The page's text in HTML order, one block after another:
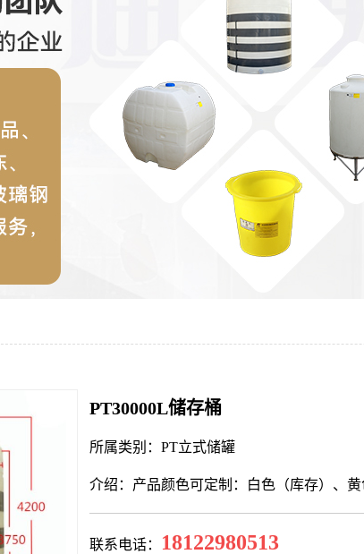
PT30000L储存桶
所属类别：PT立式储罐
介绍：产品颜色可定制：白色（库存）、
联系电话： 18122980513